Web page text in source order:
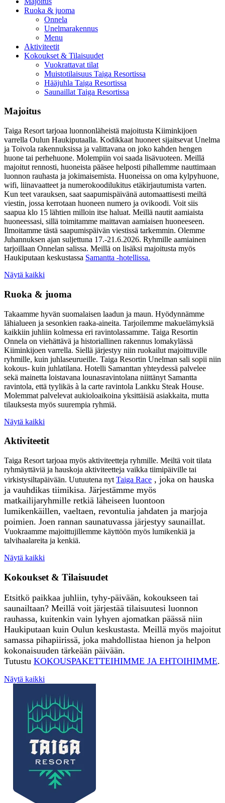
Ruoka & juoma
Onnela
Unelmarakennus
Menu
Aktiviteetit
Kokoukset & Tilaisuudet
Vuokrattavat tilat
Muistotilaisuus Taiga Resortissa
Hääjuhla Taiga Resortissa
Saunaillat Taiga Resortissa
Majoitus
Taiga Resort tarjoaa luonnonläheistä majoitusta Kiiminkijoen
varrella Oulun Haukiputaalla. Kodikkaat huoneet sijaitsevat Unelma
ja Toivola rakennuksissa ja valittavana on joko kahden hengen
huone tai perhehuone. Molempiin voi saada lisävuoteen. Meillä
majoitut rennosti, huoneista pääsee helposti pihallemme nauttimaan
luonnon rauhasta ja jokimaisemista. Huoneissa on oma kylpyhuone,
wifi, liinavaatteet ja numerokoodilukitus etäkirjautumista varten.
Kun teet varauksen, saat saapumispäivänä automaattisesti meiltä
viestin, jossa kerrotaan huoneen numero ja ovikoodi. Voit siis
saapua klo 15 lähtien milloin itse haluat. Meillä nautit aamiaista
huoneessasi, sillä toimitamme maittavan aamiaisen huoneeseen.
Ilmoitamme tästä saapumispäivän viestissä tarkemmin. Olemme
Juhannuksen ajan suljettuna 17.-21.6.2026. Ryhmille aamiainen
tarjoillaan Onnelan salissa. Meillä on lisäksi majoitusta myös
Haukiputaan keskustassa Samantta -hotellissa.
Näytä kaikki
Ruoka & juoma
Takaamme hyvän suomalaisen laadun ja maun. Hyödynnämme
lähialueen ja sesonkien raaka-aineita. Tarjoilemme makuelämyksiä
kaikkiin juhliin kolmessa eri ravintolassamme. Taiga Resortin
Onnela on viehättävä ja historiallinen rakennus lomakylässä
Kiiminkijoen varrella. Siellä järjestyy niin ruokailut majoittuville
ryhmille, kuin juhlaseurueille. Taiga Resortin Unelman sali sopii niin
kokous- kuin juhlatilana. Hotelli Samanttan yhteydessä palvelee
sekä mainetta loistavana lounasravintolana niittänyt Samantta
ravintola, että tyylikäs à la carte ravintola Lankku Steak House.
Molemmat palvelevat aukioloaikoina yksittäisiä asiakkaita, mutta
tilauksesta myös suurempia ryhmiä.
Näytä kaikki
Aktiviteetit
Taiga Resort tarjoaa myös aktiviteetteja ryhmille. Meiltä voit tilata
ryhmäyttäviä ja hauskoja aktiviteetteja vaikka tiimipäiville tai
virkistysiltapäivään. Uutuutena nyt Taiga Race , joka on hauska
ja vauhdikas tiimikisa. Järjestämme myös
matkailijaryhmille retkiä läheiseen luontoon
lumikenkäillen, vaeltaen, revontulia jahdaten ja marjoja
poimien. Joen rannan saunatuvassa järjestyy saunaillat.
Vuokraamme majoittujillemme käyttöön myös lumikenkiä ja
talvihaalareita ja kenkiä.
Näytä kaikki
Kokoukset & Tilaisuudet
Etsitkö paikkaa juhliin, tyhy-päivään, kokoukseen tai
saunailtaan? Meillä voit järjestää tilaisuutesi luonnon
rauhassa, kuitenkin vain lyhyen ajomatkan päässä niin
Haukiputaan kuin Oulun keskustasta. Meillä myös majoitut
samassa pihapiirissä, joka mahdollistaa hienon ja helpon
kokonaisuuden tärkeään päivään.
Tutustu KOKOUSPAKETTEIHIMME JA EHTOIHIMME.
Näytä kaikki